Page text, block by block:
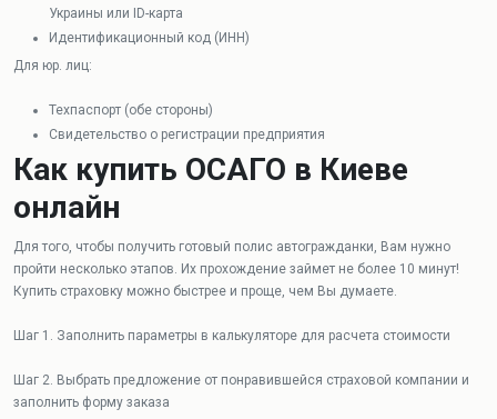
Украины или ID-карта
Идентификационный код (ИНН)
Для юр. лиц:
Техпаспорт (обе стороны)
Свидетельство о регистрации предприятия
Как купить ОСАГО в Киеве
онлайн
Для того, чтобы получить готовый полис автогражданки, Вам нужно
пройти несколько этапов. Их прохождение займет не более 10 минут!
Купить страховку можно быстрее и проще, чем Вы думаете.
Шаг 1. Заполнить параметры в калькуляторе для расчета стоимости
Шаг 2. Выбрать предложение от понравившейся страховой компании и
заполнить форму заказа